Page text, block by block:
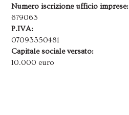
Numero iscrizione ufficio imprese:
679063
P.IVA:
07093350481
Capitale sociale versato:
10.000 euro